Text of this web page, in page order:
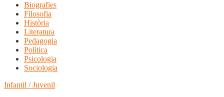
Biografies
Filosofia
Història
Literatura
Pedagogia
Política
Psicologia
Sociologia
Infantil / Juvenil